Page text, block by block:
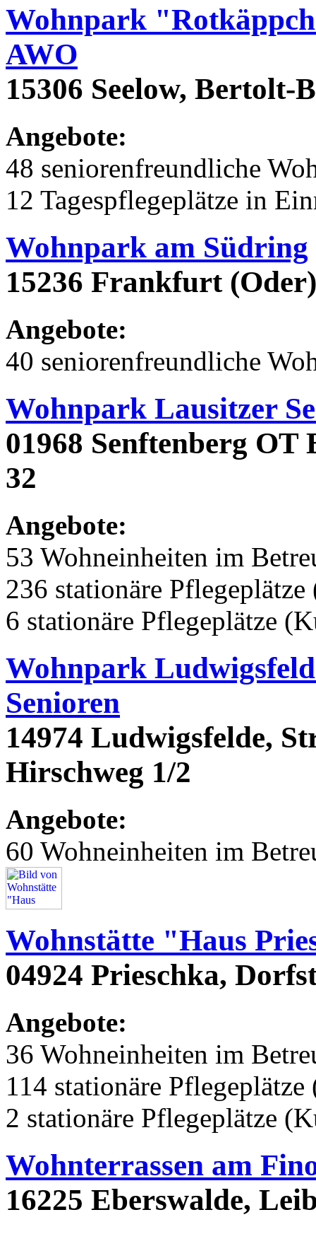
Wohnpark
AWO
15306 Seelow, Bertolt-
Angebote:
48 seniorenfreundliche
12 Tagespflegeplätze in
Wohnpark am Südring
15236 Frankfurt
Angebote:
40 seniorenfreundliche
Wohnpark Lausitzer
01968 Senftenberg
32
Angebote:
53 Wohneinheiten im
236 stationäre
6 stationäre Pflegeplätze
Wohnpark
Senioren
14974 Ludwigsfelde,
Hirschweg 1/2
Angebote:
60 Wohneinheiten im
Wohnstätte "Haus
04924 Prieschka,
Angebote:
36 Wohneinheiten im
114 stationäre
2 stationäre Pflegeplätze
Wohnterrassen am
16225 Eberswalde,